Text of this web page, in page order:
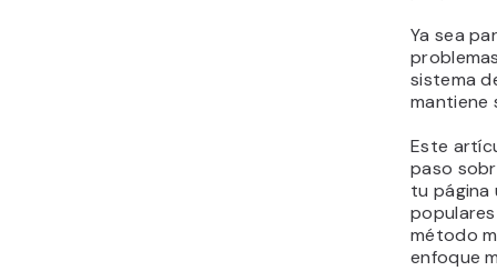
Ya sea
sistema
mantiene
Este
paso
tu página
método
enfoque